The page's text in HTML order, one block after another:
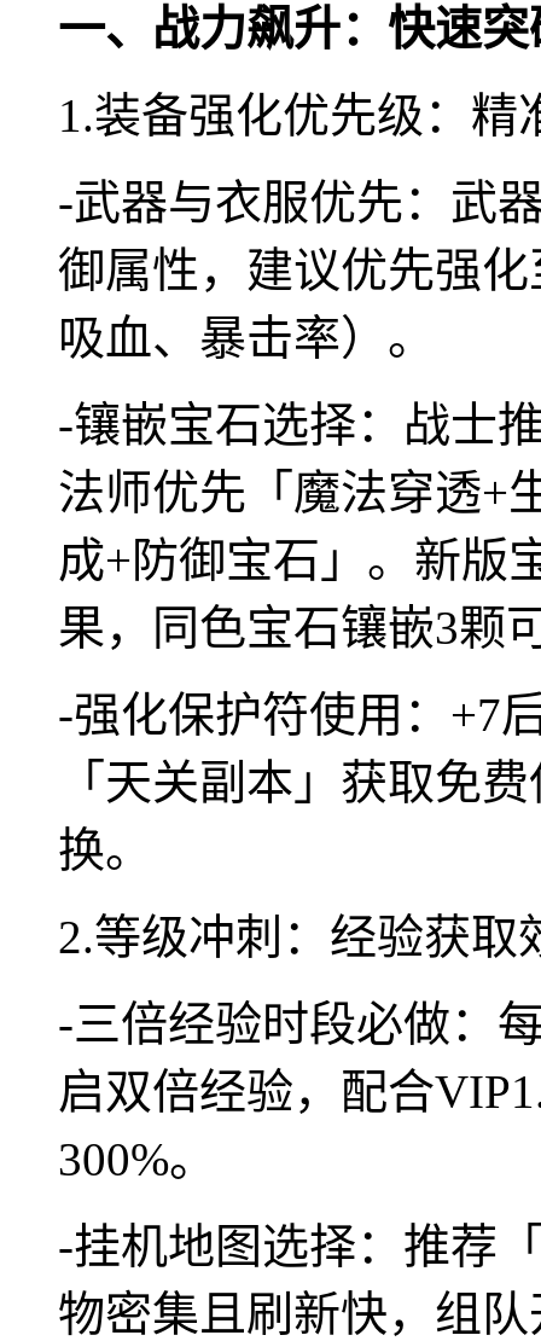
一、战力飙升：快速
1.装备强化优先级：精
-武器与衣服优先：武
御属性，建议优先强
吸血、暴击率）。
-镶嵌宝石选择：战士
法师优先「魔法穿透+
成+防御宝石」。新版
果，同色宝石镶嵌3颗
-强化保护符使用：+7
「天关副本」获取免
换。
2.等级冲刺：经验获取
-三倍经验时段必做：
启双倍经验，配合
300%。
-挂机地图选择：推荐
物密集且刷新快，组